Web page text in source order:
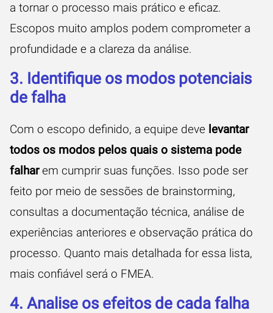
a tornar o processo mais prático e eficaz.
Escopos muito amplos podem comprometer a
profundidade e a clareza da análise.
3. Identifique os modos potenciais
de falha
Com o escopo definido, a equipe deve levantar
todos os modos pelos quais o sistema pode
falharem cumprir suas funções. Isso pode ser
feito por meio de sessões de brainstorming,
consultas a documentação técnica, análise de
experiências anteriores e observação prática do
processo. Quanto mais detalhada for essa lista,
mais confiável será o FMEA.
4. Analise os efeitos de cada falha